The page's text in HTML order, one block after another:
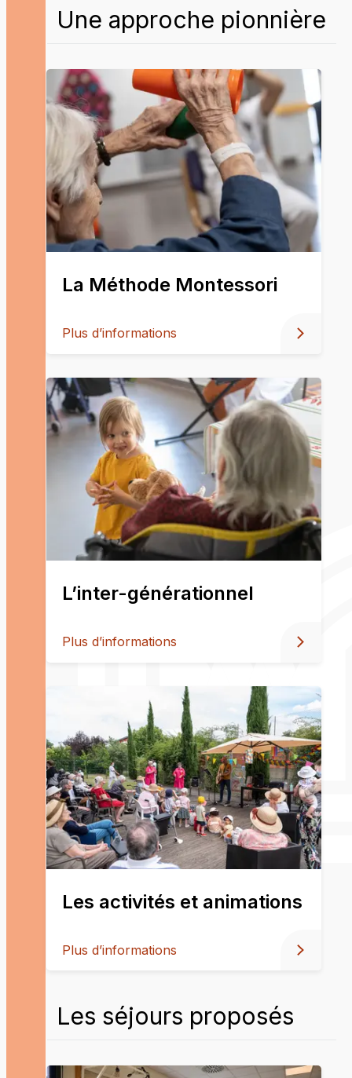
Une approche pionnière
La Méthode Montessori
Plus d’informations
L’inter-générationnel
Plus d’informations
Les activités et animations
Plus d’informations
Les séjours proposés